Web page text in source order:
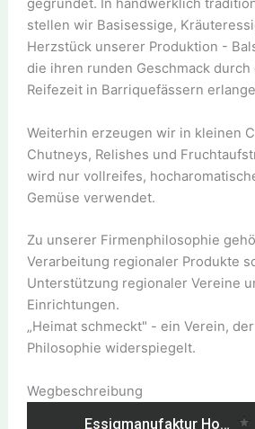
gegründet. In handwerklich
stellen wir Basisessige,
Herzstück unserer Produktion -
die ihren runden Geschmack durch
Reifezeit in Barriquefässern
Weiterhin erzeugen wir in kleinen
Chutneys, Relishes und
wird nur vollreifes,
Gemüse verwendet.
Zu unserer Firmenphilosophie
Verarbeitung regionaler Produkte
Unterstützung regionaler Vereine
Einrichtungen.
„Heimat schmeckt" - ein Verein,
Philosophie widerspiegelt.
Wegbeschreibung